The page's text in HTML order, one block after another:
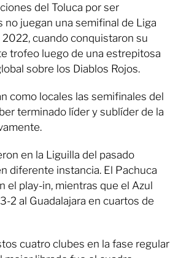
del Toluca por ser
no juegan una semifinal de Liga
cuando conquistaron su
trofeo luego de una estrepitosa
sobre los Diablos Rojos.
como locales las semifinales del
terminado líder y sublíder de la
en la Liguilla del pasado
diferente instancia. El Pachuca
el play-in, mientras que el Azul
2 al Guadalajara en cuartos de
cuatro clubes en la fase regular